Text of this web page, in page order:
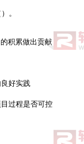
。
积累做出贡献
好实践
过程是否可控